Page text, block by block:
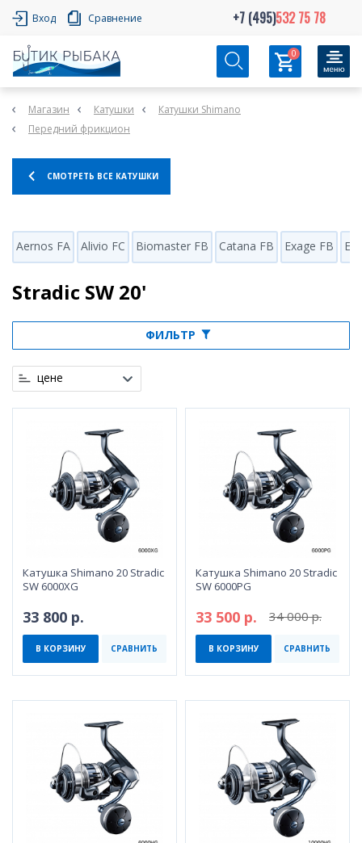
Вход Сравнение +7 (495)532 75 78
0
Магазин Катушки
Катушки Shimano
Передний фрикцион
СМОТРЕТЬ ВСЕ КАТУШКИ
Aernos FA Alivio FC Biomaster FB Catana FB Exage FB
Stradic SW 20'
ФИЛЬТР
цене
Катушка Shimano 20 Stradic
SW 6000XG
33 800 р.
В КОРЗИНУ СРАВНИТЬ
Катушка Shimano 20 Stradic
SW 6000PG
33 500 р. 34 000 р.
В КОРЗИНУ СРАВНИТЬ